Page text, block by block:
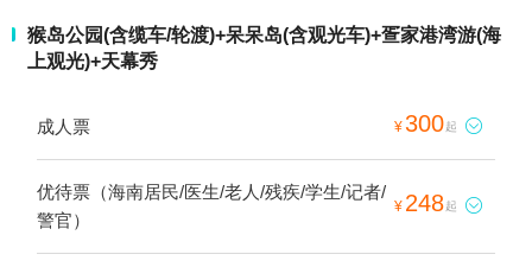
猴岛公园(含缆车/轮渡)+呆呆岛(含观光车)+疍家港湾游(海
上观光)+天幕秀
成人票 ¥300起 
优待票（海南居民/医生/老人/残疾/学生/记者/
警官）
¥ 248起 